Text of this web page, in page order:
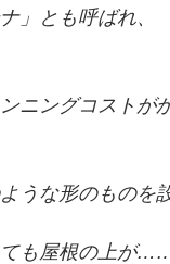
」とも呼ばれ、
ニングコストが
うな形のものを
ても屋根の上が